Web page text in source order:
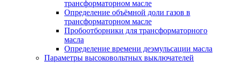
трансформаторном масле
Определение объёмной доли газов в
трансформаторном масле
Пробоотборники для трансформаторного
масла
Определение времени деэмульсации масла
Параметры высоковольтных выключателей